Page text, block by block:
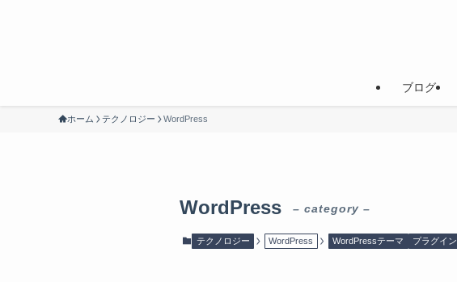
ブログ
ホーム テクノロジー WordPress
WordPress – category –
テクノロジー WordPress WordPressテーマ プラグイン